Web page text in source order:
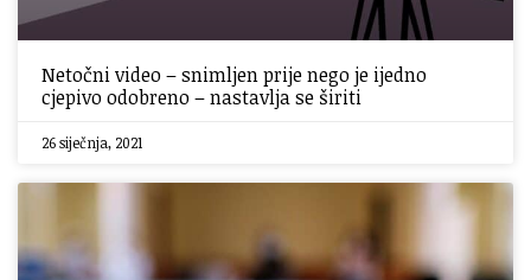
Netočni video – snimljen prije nego je ijedno
cjepivo odobreno – nastavlja se širiti
26 siječnja, 2021